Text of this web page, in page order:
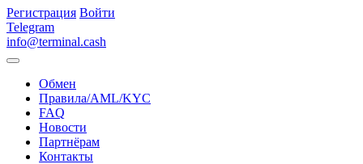
Регистрация Войти
Telegram
info@terminal.cash
Обмен
Правила/AML/KYC
FAQ
Новости
Партнёрам
Контакты